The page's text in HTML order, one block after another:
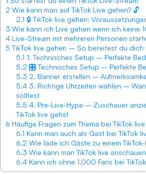
2 Wie kann man auf TikTok Live gehen? 🔓
2.1 🔒 TikTok live gehen:
3 Wie kann ich Live gehen wenn ich keine
4 Live-Stream mit mehreren Personen
5 TikTok live gehen – So bereitest du dich
5.1 1. Technisches Setup – Perfekte
5.2 🎛️ Technisches Setup – Perfekte
5.3 2. Banner erstellen –
5.4 3. Richtige Uhrzeiten wählen –
solltest
5.5 4. Pre-Live-Hype – Zuschauer
TikTok live gehst
6 Häufige Fragen zum Thema bei TikTok
6.1 Kann man auch als Gast bei TikTok
6.2 Wie lade ich Gäste zu einem
6.3 Wie kann man TikTok live
6.4 Kann ich ohne 1.000 Fans bei